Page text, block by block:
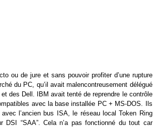
ou de jure et sans pouvoir profiter d’une rupture
du PC, qu’il avait malencontreusement délégué
des Dell. IBM avait tenté de reprendre le contrôle
avec la base installée PC + MS-DOS. Ils
l’ancien bus ISA, le réseau local Token Ring
“SAA”. Cela n’a pas fonctionné du tout car